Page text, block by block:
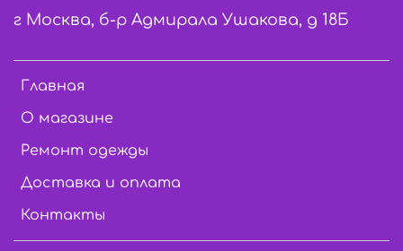
Главная
О магазине
Ремонт одежды
Доставка и оплата
Контакты
г Москва, б-р Адмирала Ушакова, д 18Б